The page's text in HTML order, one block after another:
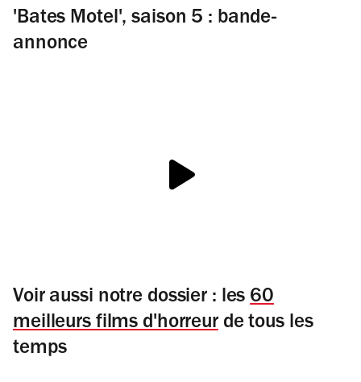
'Bates Motel', saison 5 : bande-
annonce
Voir aussi notre dossier : les 60
meilleurs films d'horreurde tous les
temps